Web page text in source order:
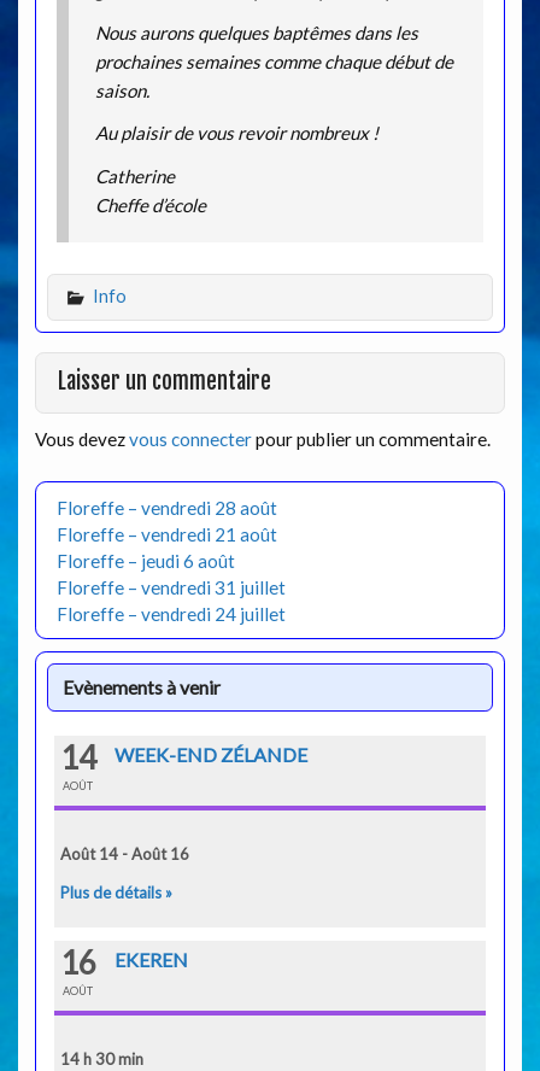
Nous aurons quelques baptêmes dans les
prochaines semaines comme chaque début de
saison.
Au plaisir de vous revoir nombreux !
Catherine
Cheffe d’école
Info
Laisser un commentaire
Vous devezvous connecterpour publier un commentaire.
Floreffe – vendredi 28 août
Floreffe – vendredi 21 août
Floreffe – jeudi 6 août
Floreffe – vendredi 31 juillet
Floreffe – vendredi 24 juillet
Evènements à venir
14
AOÛT
WEEK-END ZÉLANDE
Août 14 - Août 16
Plus de détails »
16
AOÛT
EKEREN
14 h 30 min